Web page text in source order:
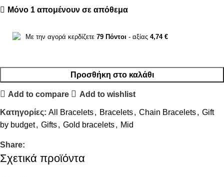
Μόνο 1 απομένουν σε απόθεμα
Με την αγορά κερδίζετε 79 Πόντοι - αξίας 4,74 €
Προσθήκη στο καλάθι
Add to compare Add to wishlist
Κατηγορίες: All Bracelets, Bracelets, Chain Bracelets, Gift
by budget, Gifts, Gold bracelets, Mid
Share:
Σχετικά προϊόντα